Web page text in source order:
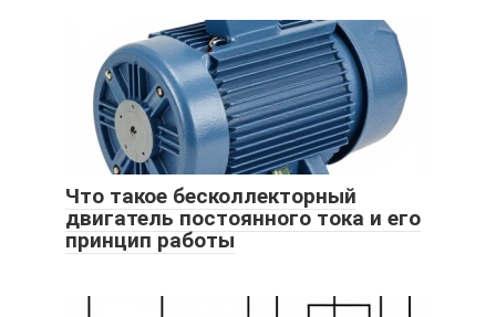
Что такое бесколлекторный
двигатель постоянного тока и его
принцип работы